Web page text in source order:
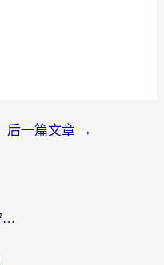
后一篇文章 →
海外党必看：ChickCN和极速穿梭VPN好用吗？3招教你选对回国加速器无缝刷国内资源